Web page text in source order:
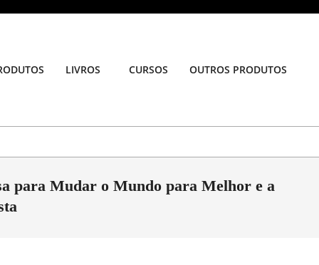
LIVROS CURSOS OUTROS PRODUTOS
para Mudar o Mundo para Melhor e a